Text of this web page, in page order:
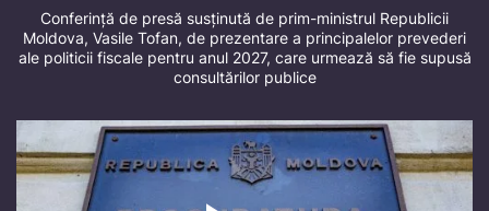
Conferință de presă susținută de prim-ministrul Republicii
Moldova, Vasile Tofan, de prezentare a principalelor prevederi
ale politicii fiscale pentru anul 2027, care urmează să fie supusă
consultărilor publice